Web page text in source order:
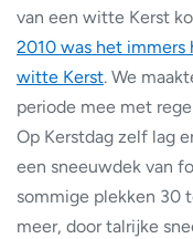
van een witte Kerst
2010 was het
witte Kerst. We
periode mee met
Op Kerstdag zelf lag
een sneeuwdek van
sommige plekken 30
meer, door talrijke